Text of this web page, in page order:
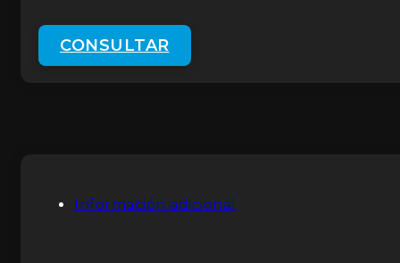
CONSULTAR
Información adicional